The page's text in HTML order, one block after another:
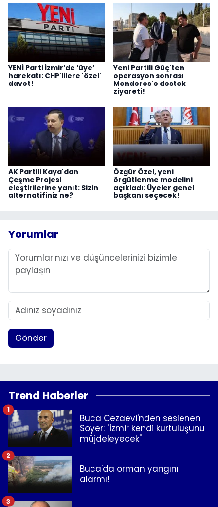
YENİ Parti İzmir’de ‘üye’
harekatı: CHP'lilere 'özel'
davet!
Yeni Partili Güç'ten
operasyon sonrası
Menderes'e destek
ziyareti!
AK Partili Kaya'dan
Çeşme Projesi
eleştirilerine yanıt: Sizin
alternatifiniz ne?
Özgür Özel, yeni
örgütlenme modelini
açıkladı: Üyeler genel
başkanı seçecek!
Yorumlar
Gönder
Trend Haberler
Buca Cezaevi'nden seslenen
Soyer: "İzmir kendi kurtuluşunu
müjdeleyecek"
1
Buca'da orman yangını
alarmı!
2
3